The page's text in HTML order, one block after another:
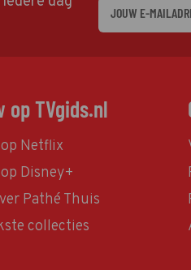
op TVgids.nl
Netflix
Disney+
Pathé Thuis
collecties